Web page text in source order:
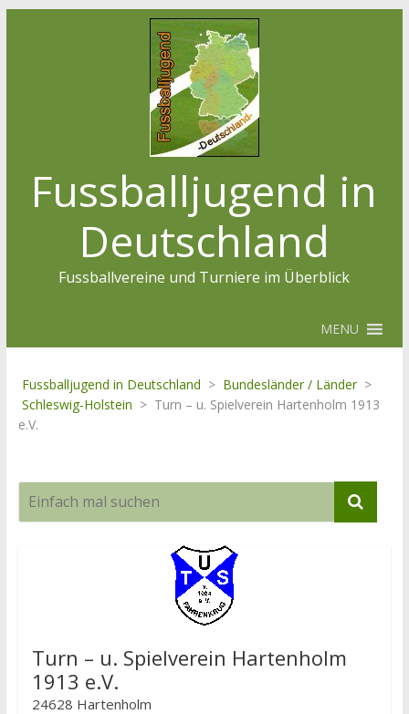
Fussballjugend in
Deutschland
Fussballvereine und Turniere im Überblick
MENU
Fussballjugend in Deutschland > Bundesländer / Länder >
Schleswig-Holstein > Turn – u. Spielverein Hartenholm 1913
e.V.
Turn – u. Spielverein Hartenholm
1913 e.V.
24628 Hartenholm